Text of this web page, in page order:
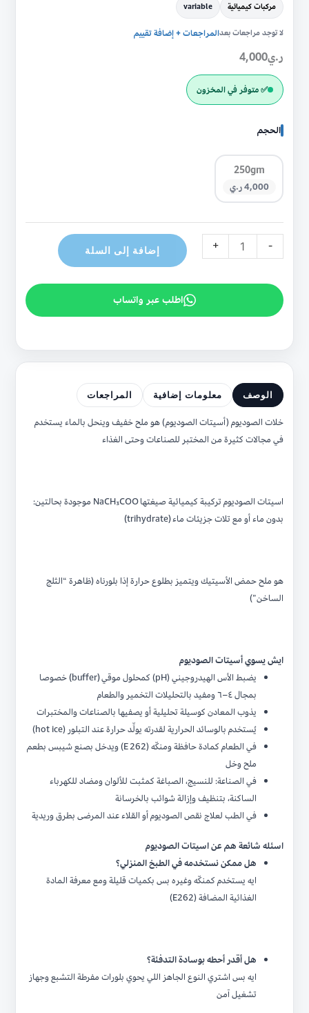
مركبات كيميائية variable
لا توجد مراجعات بعدالمراجعات + إضافة تقييم
ر.ي4,000
✅ متوفر في المخزون
الحجم
250gm
4,000 ر.ي
-
+ إضافة إلى السلة
اطلب عبر واتساب
الوصف معلومات إضافية المراجعات
خلات الصوديوم (أسيتات الصوديوم) هو ملح خفيف وينحل بالماء يستخدم
في مجالات كثيرة من المختبر للصناعات وحتى الغذاء
اسيتات الصوديوم تركيبة كيميائية صيغتها NaCH₃COO موجودة بحالتين:
بدون ماء أو مع تلات جزيئات ماء (trihydrate)
هو ملح حمض الأسيتيك ويتميز بطلوع حرارة إذا بلورناه (ظاهرة “الثلج
الساخن”)
ايش يسوي أسيتات الصوديوم
يضبط الأس الهيدروجيني (pH) كمحلول موقي (buffer) خصوصا
بمجال ٤–٦ ومفيد بالتحليلات التخمير والطعام
يذوب المعادن كوسيلة تحليلية أو يصفيها بالصناعات والمختبرات
يُستخدم بالوسائد الحرارية لقدرته يولِّد حرارة عند التبلور (hot ice)
في الطعام كمادة حافظة ومنكّه (E 262) ويدخل بصنع شيبس بطعم
ملح وخل
في الصناعة: للنسيج، الصباغة كمثبت للألوان ومضاد للكهرباء
الساكنة، بتنظيف وإزالة شوائب بالخرسانة
في الطب لعلاج نقص الصوديوم أو القلاء عند المرضى بطرق وريدية
اسئله شائعة هم عن اسيتات الصوديوم
هل ممكن نستخدمه في الطبخ المنزلي؟
ايه يستخدم كمنكّه وغيره بس بكميات قليلة ومع معرفة المادة
الغذائية المضافة (E262)
هل أقدر أحطه بوسادة التدفئة؟
ايه بس اشتري النوع الجاهز اللي يحوي بلورات مفرطة التشبع وجهاز
تشغيل آمن